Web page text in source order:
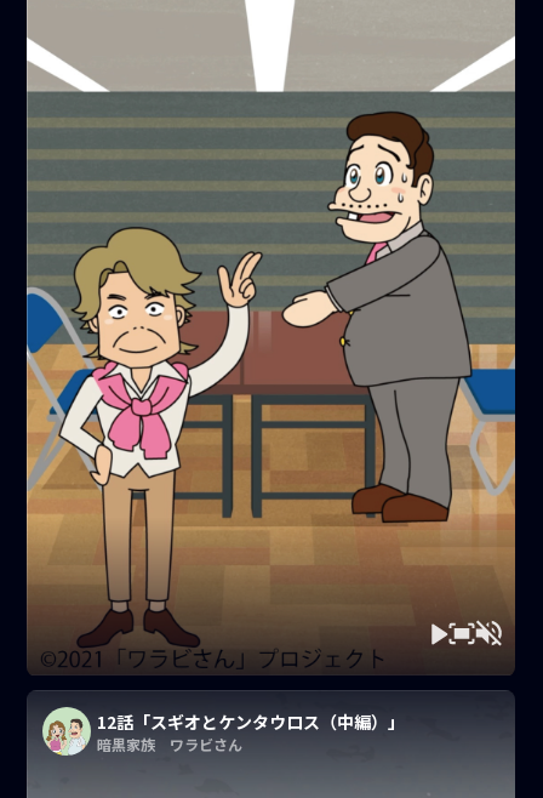
12話「スギオとケンタウロス（中編）」
暗黒家族 ワラビさん